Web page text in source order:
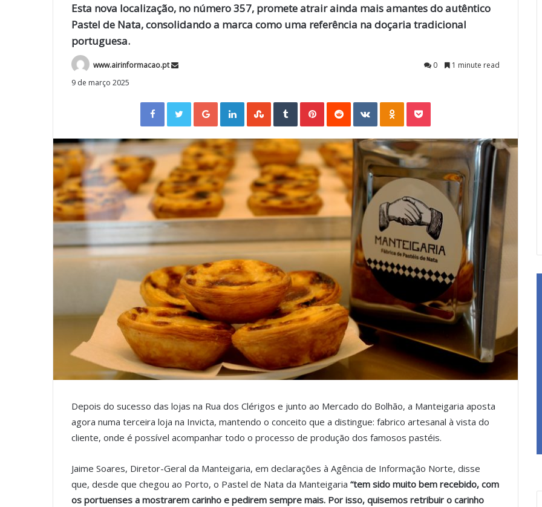
Esta nova localização, no número 357, promete atrair ainda mais amantes do autêntico
Pastel de Nata, consolidando a marca como uma referência na doçaria tradicional
portuguesa.
www.airinformacao.pt 0
1 minute read
9 de março 2025
Facebook Twitter Google+ LinkedIn StumbleUpon Tumblr VKontakte
Depois do sucesso das lojas na Rua dos Clérigos e junto ao Mercado do Bolhão, a Manteigaria aposta
agora numa terceira loja na Invicta, mantendo o conceito que a distingue: fabrico artesanal à vista do
cliente, onde é possível acompanhar todo o processo de produção dos famosos pastéis.
Jaime Soares, Diretor-Geral da Manteigaria, em declarações à Agência de Informação Norte, disse
que, desde que chegou ao Porto, o Pastel de Nata da Manteigaria “tem sido muito bem recebido, com
os portuenses a mostrarem carinho e pedirem sempre mais. Por isso, quisemos retribuir o carinho